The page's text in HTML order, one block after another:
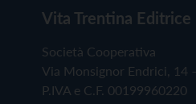
Vita Trentina Editrice
Società Cooperativa
Via Monsignor Endrici, 14
P.IVA e C.F. 00199960220